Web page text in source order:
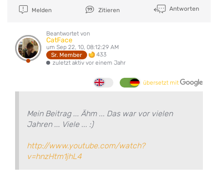
Melden Zitieren Antworten
Beantwortet von
CatFace
um Sep 22, 10, 08:12:29 AM
Sr. Member
433
zuletzt aktiv vor einem Jahr
übersetzt mit
Mein Beitrag ... Ähm ... Das war vor vielen
Jahren ... Viele ... :)
http://www.youtube.com/watch?
v=hnzHtm1jhL4